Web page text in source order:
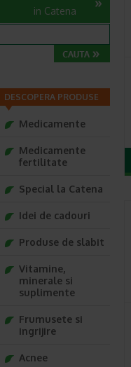
in Catena
DESCOPERA PRODUSE
Medicamente
Medicamente
fertilitate
Special la Catena
Idei de cadouri
Produse de slabit
Vitamine,
minerale si
suplimente
Frumusete si
ingrijire
Acnee